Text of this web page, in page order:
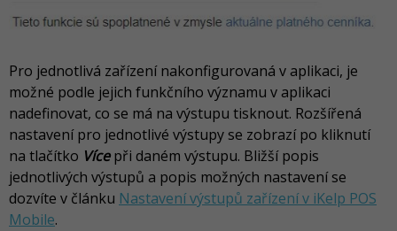
Pro jednotlivá zařízení nakonfigurovaná v aplikaci, je
možné podle jejich funkčního významu v aplikaci
nadefinovat, co se má na výstupu tisknout. Rozšířená
nastavení pro jednotlivé výstupy se zobrazí po kliknutí
na tlačítko Vícepři daném výstupu. Bližší popis
jednotlivých výstupů a popis možných nastavení se
dozvíte v článku Nastavení výstupů zařízení v iKelp POS
Mobile.